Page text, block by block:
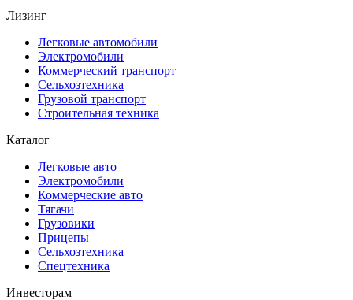
Лизинг
Легковые автомобили
Электромобили
Коммерческий транспорт
Сельхозтехника
Грузовой транспорт
Строительная техника
Каталог
Легковые авто
Электромобили
Коммерческие авто
Тягачи
Грузовики
Прицепы
Сельхозтехника
Спецтехника
Инвесторам